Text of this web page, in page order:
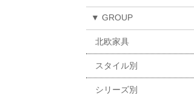
▼ GROUP
北欧家具
スタイル別
シリーズ別